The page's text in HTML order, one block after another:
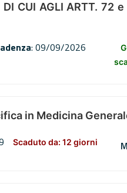
CUI AGLI ARTT. 72
: 09/09/2026
in Medicina
Scaduto da: 12 giorni